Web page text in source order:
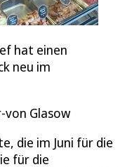
hat einen
neu im
von Glasow
die im Juni für die
für die